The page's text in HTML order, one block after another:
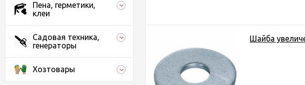
Пена, герметики,
клеи
Садовая техника,
генераторы
Хозтовары
Шайба